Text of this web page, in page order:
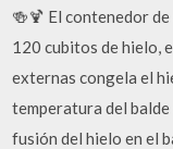
🍻🍹 El contenedor
120 cubitos de hielo,
externas congela el
temperatura del
fusión del hielo en el